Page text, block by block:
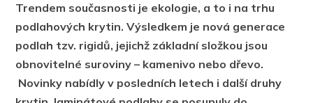
Trendem současnosti je ekologie, a to i na trhu
podlahových krytin. Výsledkem je nová generace
podlah tzv. rigidů, jejichž základní složkou jsou
obnovitelné suroviny – kamenivo nebo dřevo.
Novinky nabídly v posledních letech i další druhy